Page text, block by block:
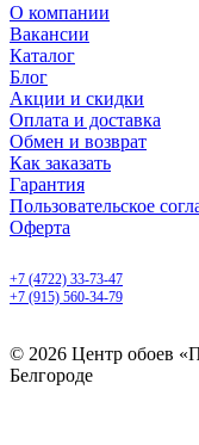
О компании
Вакансии
Каталог
Блог
Акции и скидки
Оплата и доставка
Обмен и возврат
Как заказать
Гарантия
Пользовательское
Оферта
+7 (4722) 33-73-47
+7 (915) 560-34-79
© 2026 Центр обоев
Белгороде